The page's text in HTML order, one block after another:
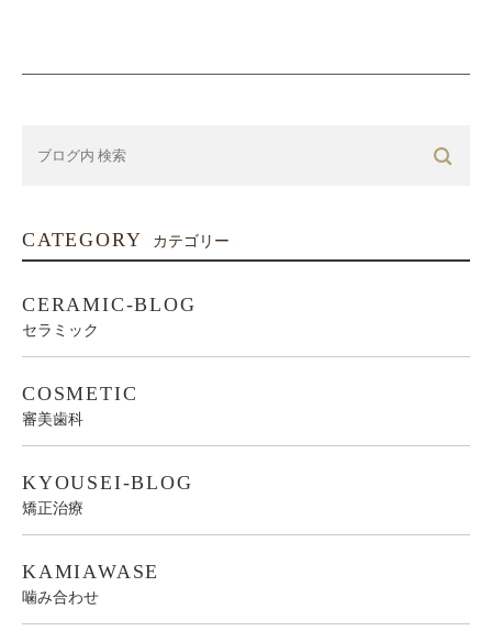
CATEGORY カテゴリー
CERAMIC-BLOG
セラミック
COSMETIC
審美歯科
KYOUSEI-BLOG
矯正治療
KAMIAWASE
噛み合わせ